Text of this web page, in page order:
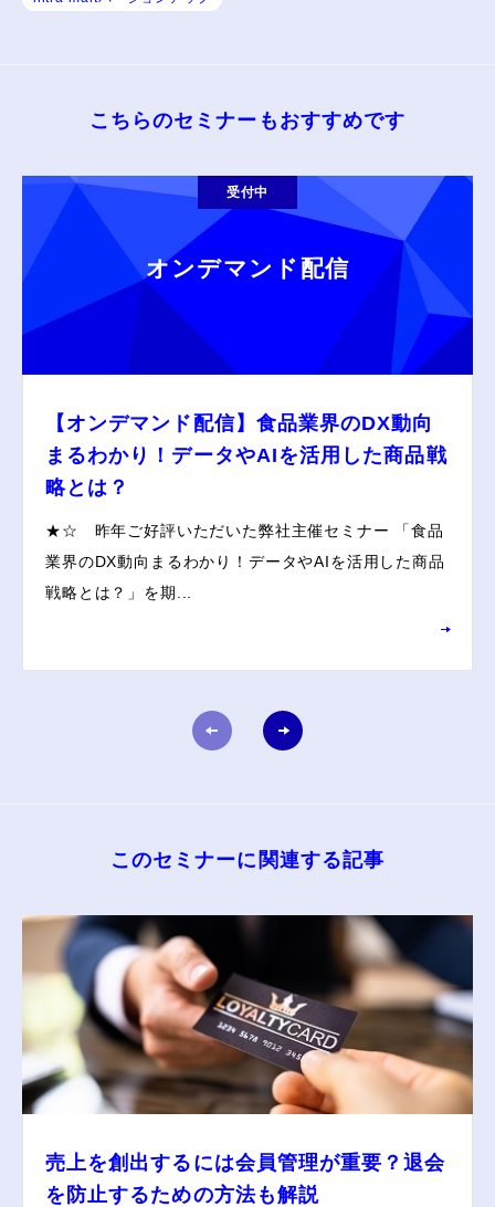
こちらのセミナーもおすすめです
受付中
オンデマンド配信
【オンデマンド配信】食品業界のDX動向
まるわかり！データやAIを活用した商品戦
略とは？
★☆ 昨年ご好評いただいた弊社主催セミナー 「食品
業界のDX動向まるわかり！データやAIを活用した商品
戦略とは？」を期...
このセミナーに関連する記事
売上を創出するには会員管理が重要？退会
を防止するための方法も解説